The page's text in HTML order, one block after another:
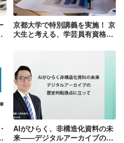
京都大学で特別講義を実施！ 京
大生と考える、学芸員有資格者
AIがひらく、非構造化資料の未
来——デジタルアーカイブの歴